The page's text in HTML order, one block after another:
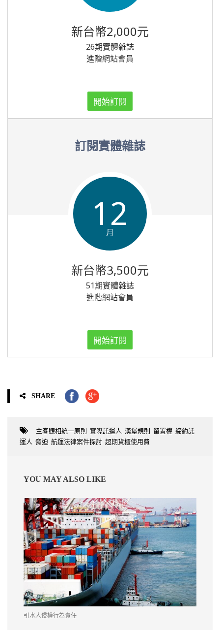
新台幣2,000元
26期實體雜誌
進階網站會員
開始訂閱
訂閱實體雜誌
12
月
新台幣3,500元
51期實體雜誌
進階網站會員
開始訂閱
SHARE
主客觀相統一原則 實際託運人 漢堡規則 留置權 締約託
運人 脅迫 航運法律案件探討 超期貨櫃使用費
YOU MAY ALSO LIKE
引水人侵權行為責任